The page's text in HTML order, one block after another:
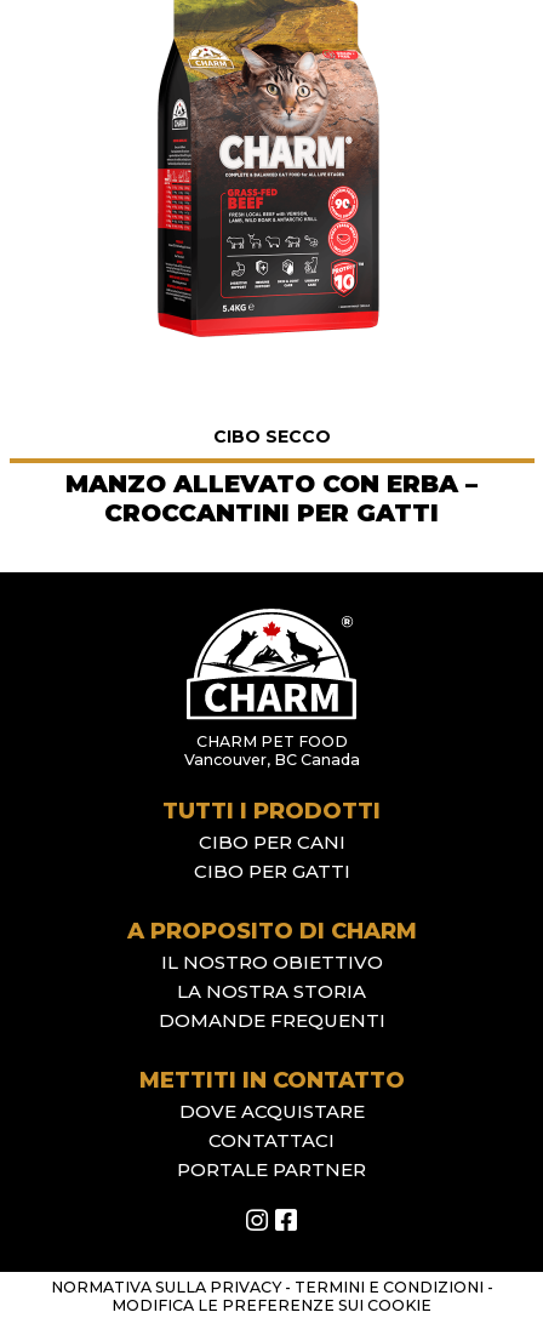
CIBO SECCO
MANZO ALLEVATO CON ERBA –
CROCCANTINI PER GATTI
CHARM PET FOOD
Vancouver, BC Canada
TUTTI I PRODOTTI
CIBO PER CANI
CIBO PER GATTI
A PROPOSITO DI CHARM
IL NOSTRO OBIETTIVO
LA NOSTRA STORIA
DOMANDE FREQUENTI
METTITI IN CONTATTO
DOVE ACQUISTARE
CONTATTACI
PORTALE PARTNER
NORMATIVA SULLA PRIVACY- TERMINI E CONDIZIONI -
MODIFICA LE PREFERENZE SUI COOKIE